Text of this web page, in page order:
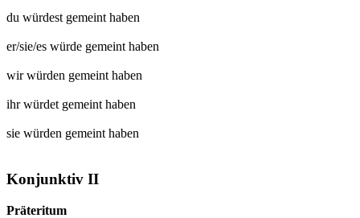
du würdest gemeinthaben
er/sie/es würde gemeinthaben
wir würden gemeinthaben
ihr würdet gemeinthaben
sie würden gemeinthaben
Konjunktiv II
Präteritum